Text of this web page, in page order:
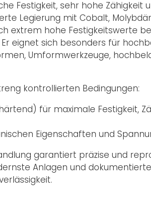
Festigkeit, sehr hohe Zähigkeit
Legierung mit Cobalt,
extrem hohe Festigkeitswerte
eignet sich besonders für
Umformwerkzeuge,
kontrollierten Bedingungen:
für maximale Festigkeit,
Eigenschaften und
garantiert präzise und
Anlagen und